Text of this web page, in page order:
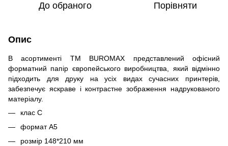
До обраного Порівняти
Опис
В асортименті TM BUROMAX представлений офісний
форматний папір європейського виробництва, який відмінно
підходить для друку на усіх видах сучасних принтерів,
забезпечує яскраве і контрастне зображення надрукованого
матеріалу.
клас С
формат А5
розмір 148*210 мм